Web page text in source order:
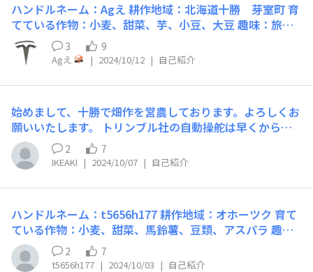
ハンドルネーム：Agえ 耕作地域：北海道十勝 芽室町 育
てている作物：小麦、甜菜、芋、小豆、大豆 趣味：旅行
♪ 特技 : ガイダンス取り付け？！ 初めまして やっとの投
稿遅くなりました CFX750 EZ-pilot、APMD GFX750 APM
D、CAN 基本クボタ時々ニューホーランド 仕事は楽しく
がモットーですがなかなか‥ GPS自動操縦に首を突っ
りました 宜しくお願いします
3 9
Agえ | 2024/10/12 | 自己紹介
始めまして、十勝で畑作を営農しております。よろしくお
願いいたします。 トリンブル社の自動操舵は早くから北
海道農業に導入されて いまや見渡すトラクタにも 当た
り前の必須アイテムとなりましたね。 私事ですが 付け
ていないトラクターに乗るのは 足が遠のいてしまいます
(笑)
2 7
IKEAKI | 2024/10/07 | 自己紹介
ハンドルネーム：t5656h177 耕作地域：オホーツク 育て
ている作物：小麦、甜菜、馬鈴薯、豆類、アスパラ 趣
味：映画鑑賞 得意なこと：時間配分
2 7
t5656h177 | 2024/10/03 | 自己紹介